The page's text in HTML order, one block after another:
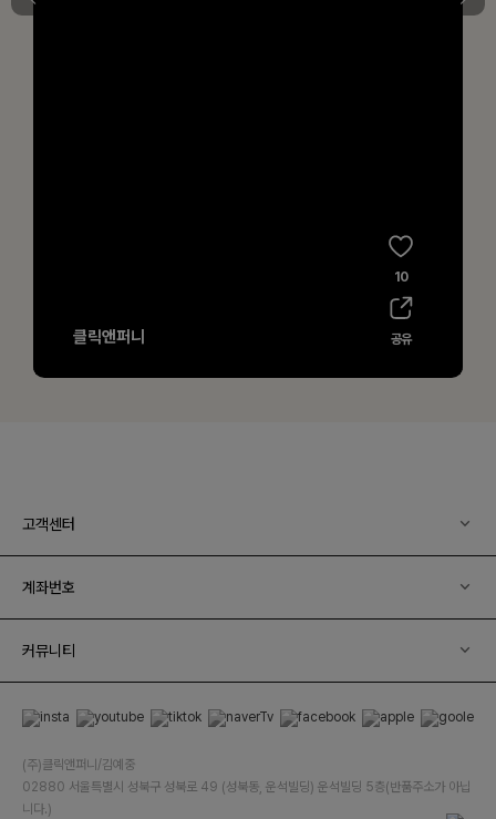
고객센터
계좌번호
커뮤니티
(주)클릭앤퍼니/김예중
02880 서울특별시 성북구 성북로 49 (성북동, 운석빌딩) 운석빌딩 5층(반품주소가 아닙
니다.)